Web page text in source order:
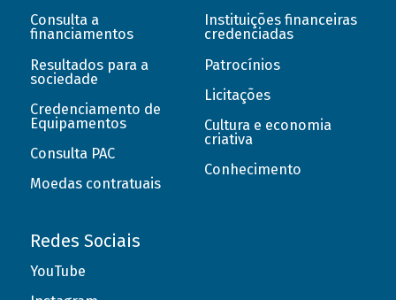
Consulta a
financiamentos
Resultados para a
sociedade
Credenciamento de
Equipamentos
Consulta PAC
Moedas contratuais
Instituições financeiras
credenciadas
Patrocínios
Licitações
Cultura e economia
criativa
Conhecimento
Redes Sociais
YouTube